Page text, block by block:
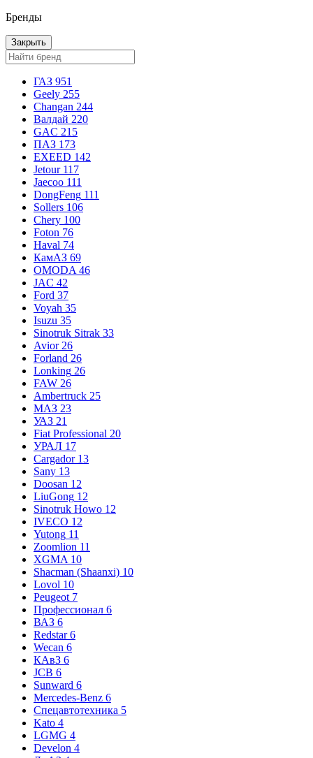
Бренды
Закрыть
ГАЗ 951
Geely 255
Changan 244
Валдай 220
GAC 215
ПАЗ 173
EXEED 142
Jetour 117
Jaecoo 111
DongFeng 111
Sollers 106
Chery 100
Foton 76
Haval 74
КамАЗ 69
OMODA 46
JAC 42
Ford 37
Voyah 35
Isuzu 35
Sinotruk Sitrak 33
Avior 26
Forland 26
Lonking 26
FAW 26
Ambertruck 25
МАЗ 23
УАЗ 21
Fiat Professional 20
УРАЛ 17
Cargador 13
Sany 13
Doosan 12
LiuGong 12
Sinotruk Howo 12
IVECO 12
Yutong 11
Zoomlion 11
XGMA 10
Shacman (Shaanxi) 10
Lovol 10
Peugeot 7
Профессионал 6
ВАЗ 6
Redstar 6
Wecan 6
КАвЗ 6
JCB 6
Sunward 6
Mercedes-Benz 6
Спецавтотехника 5
Kato 4
LGMG 4
Develon 4